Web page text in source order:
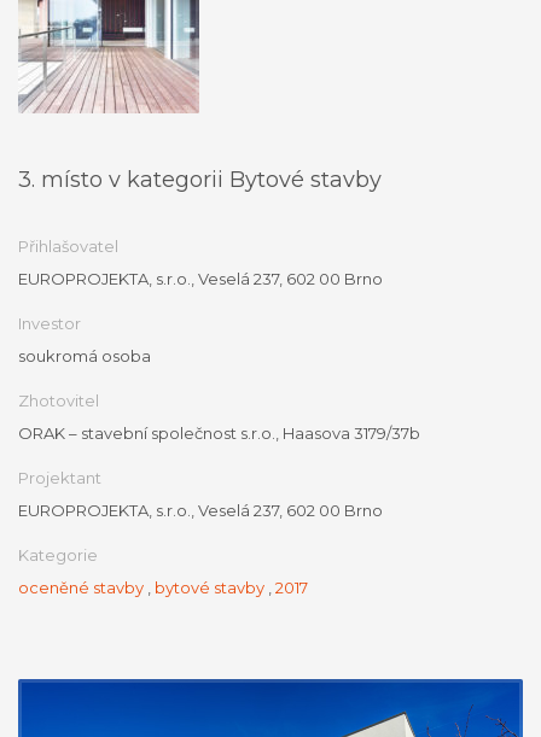
3. místo v kategorii Bytové stavby
Přihlašovatel
EUROPROJEKTA, s.r.o., Veselá 237, 602 00 Brno
Investor
soukromá osoba
Zhotovitel
ORAK – stavební společnost s.r.o., Haasova 3179/37b
Projektant
EUROPROJEKTA, s.r.o., Veselá 237, 602 00 Brno
Kategorie
oceněné stavby
bytové stavby 2017